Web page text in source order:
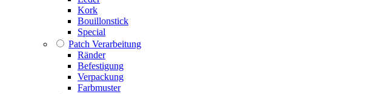
Kork
Bouillonstick
Special
Patch Verarbeitung
Ränder
Befestigung
Verpackung
Farbmuster